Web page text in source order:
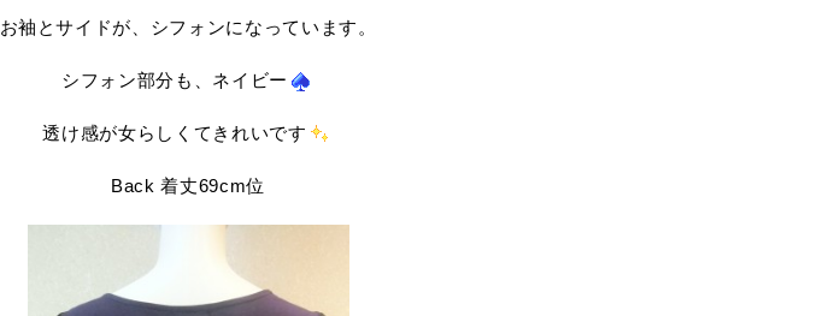
お袖とサイドが、シフォンになっています。
シフォン部分も、ネイビー
透け感が女らしくてきれいです
Back 着丈69cm位